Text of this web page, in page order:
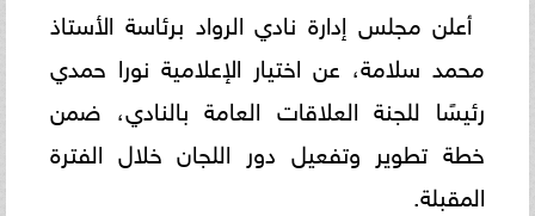
أعلن مجلس إدارة نادي الرواد برئاسة الأستاذ
محمد سلامة، عن اختيار الإعلامية نورا حمدي
رئيسًا للجنة العلاقات العامة بالنادي، ضمن
خطة تطوير وتفعيل دور اللجان خلال الفترة
المقبلة.